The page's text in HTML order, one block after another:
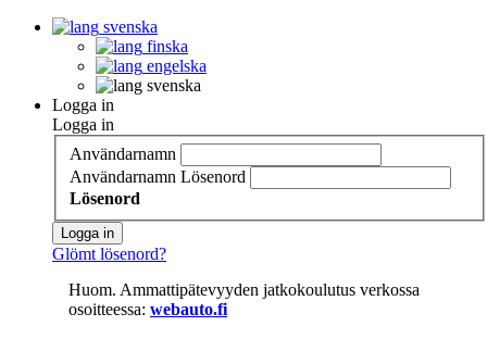
svenska
finska
engelska
svenska
Logga in
Logga in
Användarnamn
Användarnamn Lösenord
Lösenord
Logga in
Glömt lösenord?
Huom. Ammattipätevyyden jatkokoulutus verkossa
osoitteessa: webauto.fi